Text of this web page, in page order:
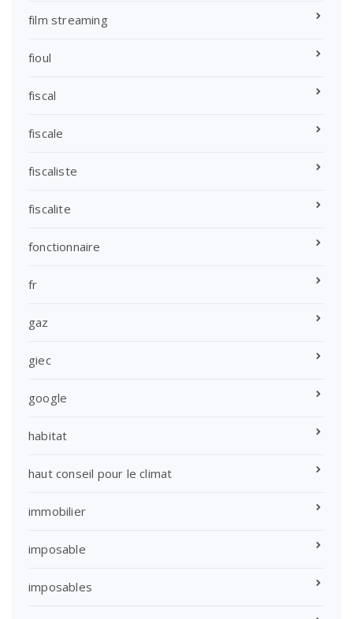
film streaming
fioul
fiscal
fiscale
fiscaliste
fiscalite
fonctionnaire
fr
gaz
giec
google
habitat
haut conseil pour le climat
immobilier
imposable
imposables